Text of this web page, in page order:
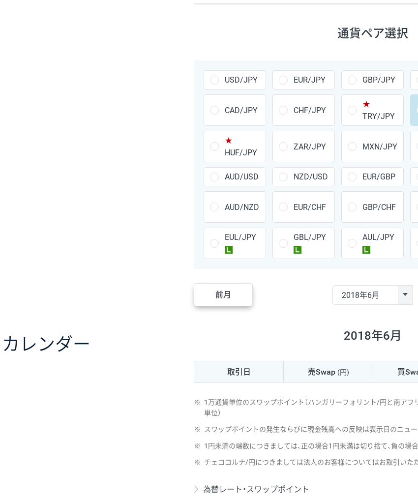
カレンダー
ポイント
GBP/JPY 170円
AUD/JPY 106円
NZD/JPY 28円
CAD/JPY 38円
CHF/JPY 34円
PLN/JPY 35円
HUF/JPY 16円
ZAR/JPY 130円
MXN/JPY 140円
AUD/USD
EUR/AUD 103円
通貨ペア選択
USD/JPY EUR/JPY GBP/JPY
CAD/JPY CHF/JPY
★
TRY/JPY
★
HUF/JPY
ZAR/JPY MXN/JPY
AUD/USD NZD/USD EUR/GBP
AUD/NZD EUR/CHF GBP/CHF
EUL/JPY
GBL/JPY
AUL/JPY
前月
2018年6月
取引日 売Swap (円) 買
※
1万通貨単位のスワップポイント（ハンガリーフォリント/円と南ア
単位）
※ スワップポイントの発生ならびに現金残高への反映は表示日のニュ
※ 1円未満の端数につきましては、正の場合1円未満は切り捨て、負の場
※ チェココルナ/円につきましては法人のお客様についてはお取引いた
為替レート・スワップポイント